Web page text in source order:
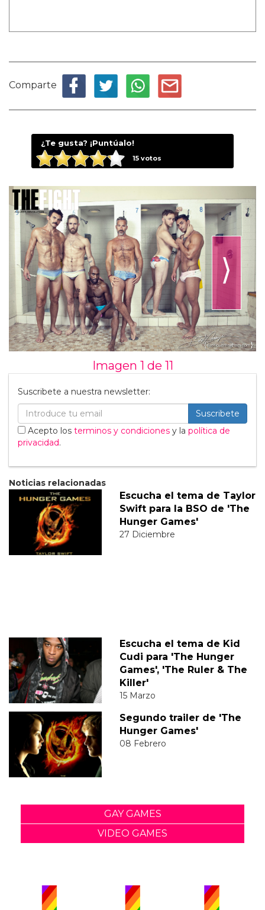
Comparte
¿Te gusta? ¡Puntúalo!
15votos
⟩
Imagen 1 de 11
Suscribete a nuestra newsletter:
Suscribete
Acepto los terminos y condiciones y la política de
privacidad.
Noticias relacionadas
Escucha el tema de Taylor
Swift para la BSO de 'The
Hunger Games'
27 Diciembre
Escucha el tema de Kid
Cudi para 'The Hunger
Games', 'The Ruler & The
Killer'
15 Marzo
Segundo trailer de 'The
Hunger Games'
08 Febrero
GAY GAMES
VIDEO GAMES